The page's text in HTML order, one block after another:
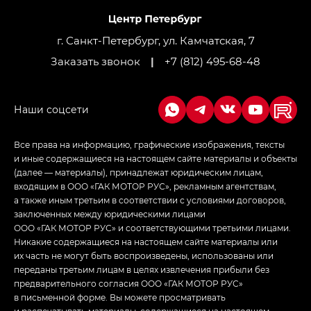
Джи Икс ПРЕМИУМ — GX PREMIUM, ЛАУНЖ —
LOUNGE
Empow — Эмпау (Empow) в комплектации
в спортивном стиле — GL(S-Style)
г. Санкт-Петербург, ул. Камчатская, 7
Заказать звонок
| +7 (812) 495-68-48
Все права на информацию, графические изображения, тексты
и иные содержащиеся на настоящем сайте материалы и объекты
(далее — материалы), принадлежат юридическим лицам,
входящим в ООО «ГАК МОТОР РУС», рекламным агентствам,
а также иным третьим в соответствии с условиями договоров,
заключенных между юридическими лицами
ООО «ГАК МОТОР РУС» и соответствующими третьими лицами.
Никакие содержащиеся на настоящем сайте материалы или
их часть не могут быть воспроизведены, использованы или
переданы третьим лицам в целях извлечения прибыли без
предварительного согласия ООО «ГАК МОТОР РУС»
в письменной форме. Вы можете просматривать